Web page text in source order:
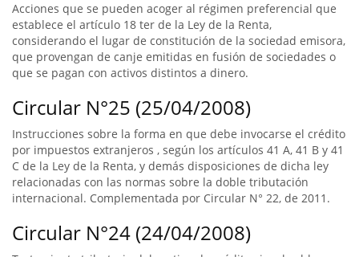
Acciones que se pueden acoger al régimen preferencial que
establece el artículo 18 ter de la Ley de la Renta,
considerando el lugar de constitución de la sociedad emisora,
que provengan de canje emitidas en fusión de sociedades o
que se pagan con activos distintos a dinero.
Circular N°25 (25/04/2008)
Instrucciones sobre la forma en que debe invocarse el crédito
por impuestos extranjeros , según los artículos 41 A, 41 B y 41
C de la Ley de la Renta, y demás disposiciones de dicha ley
relacionadas con las normas sobre la doble tributación
internacional. Complementada por Circular N° 22, de 2011.
Circular N°24 (24/04/2008)